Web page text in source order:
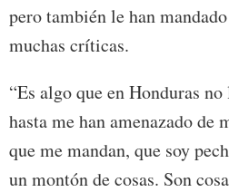
pero también le han
muchas críticas.
“Es algo que en Honduras
hasta me han amenazado de
que me mandan, que soy
un montón de cosas. Son